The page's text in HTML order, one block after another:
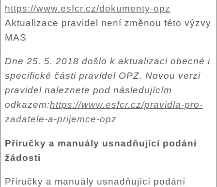
https://www.esfcr.cz/dokumenty-opz
Aktualizace pravidel není změnou této výzvy
MAS
Dne 25. 5. 2018 došlo k aktualizaci obecné i
specifické části pravidel OPZ. Novou verzi
pravidel naleznete pod následujícím
odkazem:https://www.esfcr.cz/pravidla-pro-
zadatele-a-prijemce-opz
Příručky a manuály usnadňující podání
žádosti
Příručky a manuály usnadňující podání